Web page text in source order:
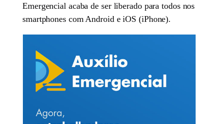
Emergencial acaba de ser liberado para todos nos
smartphones com Android e iOS (iPhone).